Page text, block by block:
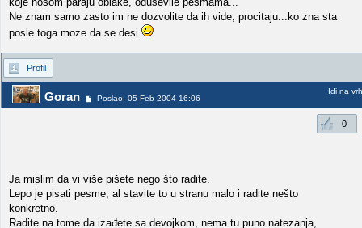
Ne znam samo zasto im ne dozvolite da ih vide, procitaju...ko zna sta
posle toga moze da se desi
Profil
Goran Poslao: 05 Feb 2004 16:06
Idi na vrh
0
Ja mislim da vi više pišete nego što radite.
Lepo je pisati pesme, al stavite to u stranu malo i radite nešto
konkretno.
Radite na tome da izađete sa devojkom, nema tu puno natezanja,